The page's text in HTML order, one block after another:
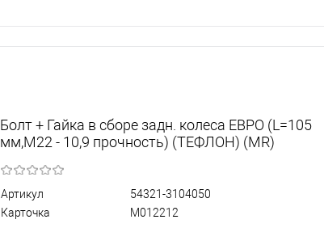
Болт + Гайка в сборе задн. колеса ЕВРО (L=105
мм,М22 - 10,9 прочность) (ТЕФЛОН) (MR)
Артикул
54321-3104050
Карточка
М012212